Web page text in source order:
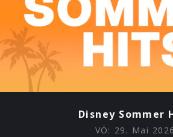
Disney Sommer
VÖ: 29. Mai 2026